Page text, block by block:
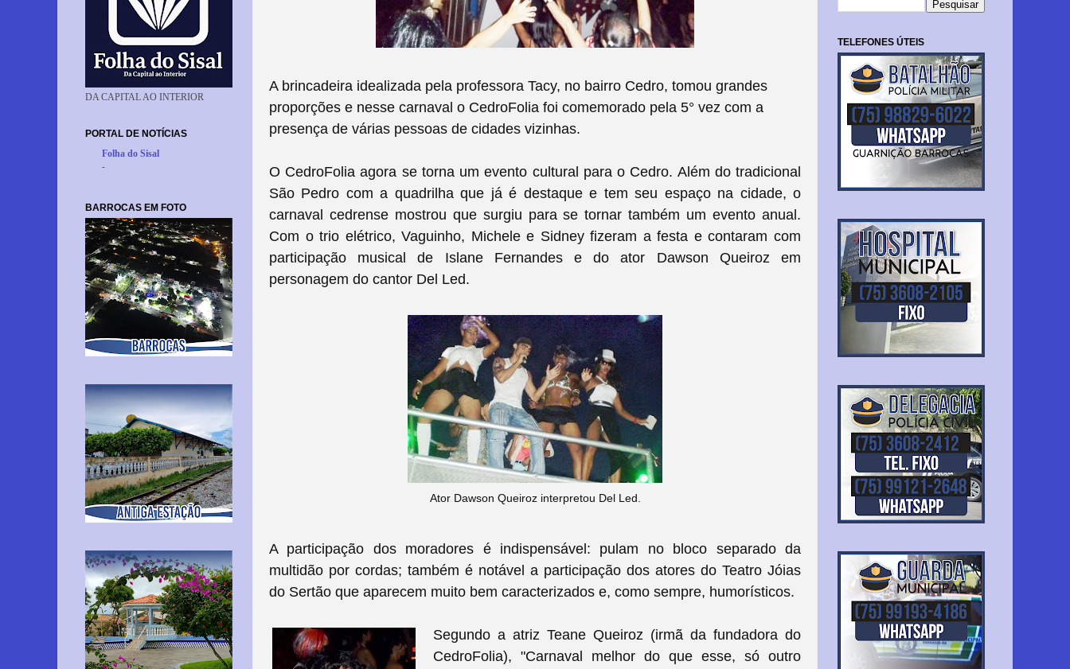
A brincadeira idealizada pela professora Tacy, no bairro Cedro, tomou grandes
proporções e nesse carnaval o CedroFolia foi comemorado pela 5° vez com a
presença de várias pessoas de cidades vizinhas.
O CedroFolia agora se torna um evento cultural para o Cedro. Além do tradicional
São Pedro com a quadrilha que já é destaque e tem seu espaço na cidade, o
carnaval cedrense mostrou que surgiu para se tornar também um evento anual.
Com o trio elétrico, Vaguinho, Michele e Sidney fizeram a festa e contaram com
participação musical de Islane Fernandes e do ator Dawson Queiroz em
personagem do cantor Del Led.
Ator Dawson Queiroz interpretou Del Led.
A participação dos moradores é indispensável: pulam no bloco separado da
multidão por cordas; também é notável a participação dos atores do Teatro Jóias
do Sertão que aparecem muito bem caracterizados e, como sempre, humorísticos.
Segundo a atriz Teane Queiroz (irmã da fundadora do
CedroFolia), "Carnaval melhor do que esse, só outro
DA CAPITAL AO INTERIOR
PORTAL DE NOTÍCIAS
Folha do Sisal
-
BARROCAS EM FOTO
TELEFONES ÚTEIS